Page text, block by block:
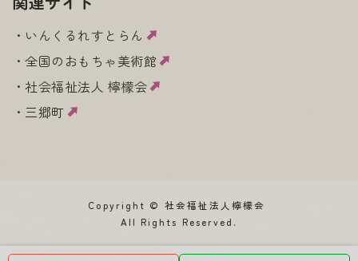
いんくるれすとらん
全国のおもちゃ美術館
社会福祉法人 檸檬会
三郷町
Copyright © 社会福祉法人檸檬会
All Rights Reserved.